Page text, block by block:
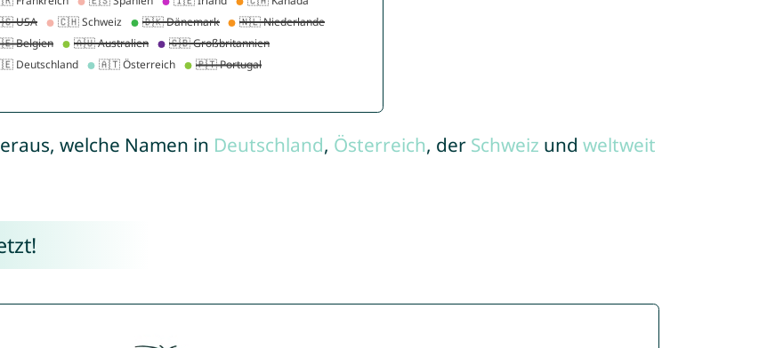
welche Namen in Deutschland, Österreich, der Schweiz und weltweit